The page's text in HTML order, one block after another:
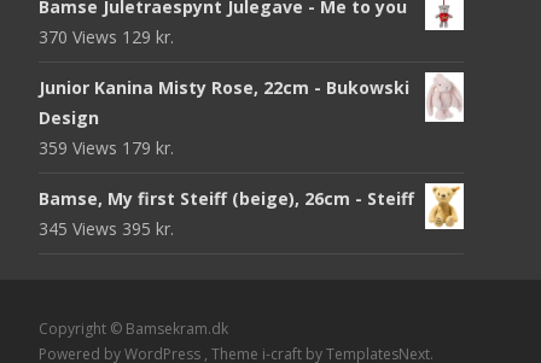
Bamse Juletraespynt Julegave - Me to you
370 Views 129 kr.
Junior Kanina Misty Rose, 22cm - Bukowski
Design
359 Views 179 kr.
Bamse, My first Steiff (beige), 26cm - Steiff
345 Views 395 kr.
Copyright © Bamsekram.dk
Powered by WordPress , Theme i-craft by TemplatesNext.